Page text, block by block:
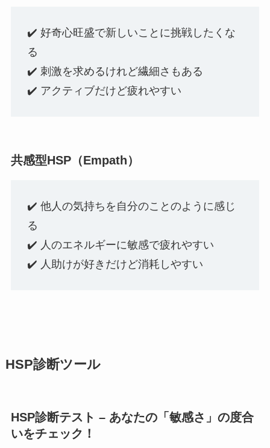
✔️ 好奇心旺盛で新しいことに挑戦したくな
る
✔️ 刺激を求めるけれど繊細さもある
✔️ アクティブだけど疲れやすい
共感型HSP（Empath）
✔️ 他人の気持ちを自分のことのように感じ
る
✔️ 人のエネルギーに敏感で疲れやすい
✔️ 人助けが好きだけど消耗しやすい
HSP診断ツール
HSP診断テスト – あなたの「敏感さ」の度合
いをチェック！